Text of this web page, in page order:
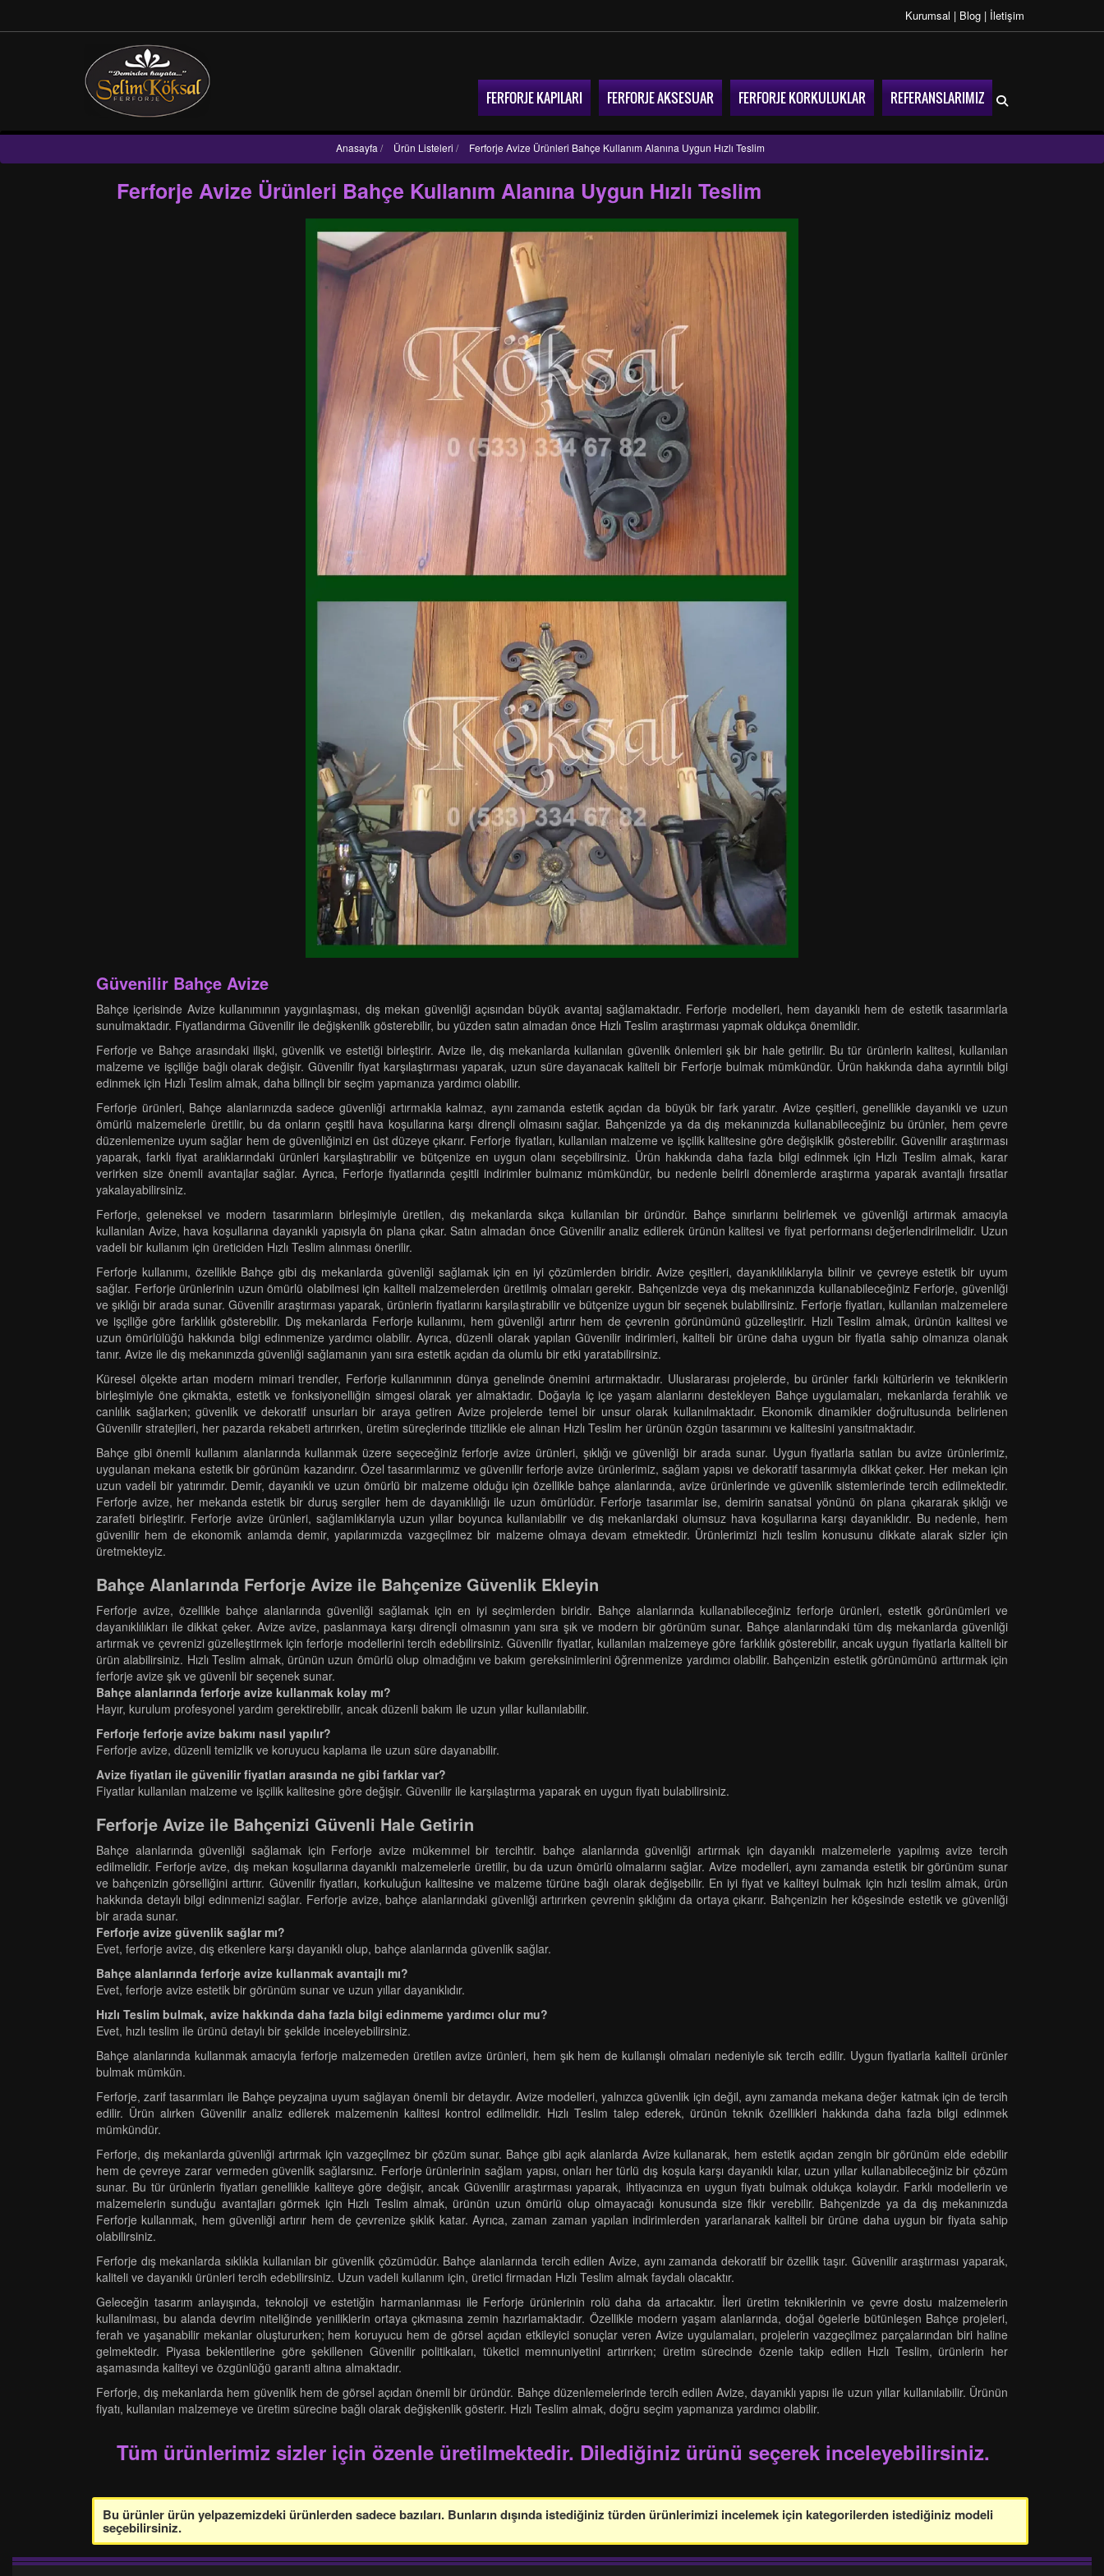
Kurumsal | Blog | İletişim
FERFORJE KAPILARI FERFORJE AKSESUAR FERFORJE KORKULUKLAR REFERANSLARIMIZ
Anasayfa / Ürün Listeleri / Ferforje Avize Ürünleri Bahçe Kullanım Alanına Uygun Hızlı Teslim
Ferforje Avize Ürünleri Bahçe Kullanım Alanına Uygun Hızlı Teslim
Güvenilir Bahçe Avize
Bahçe içerisinde Avize kullanımının yaygınlaşması, dış mekan güvenliği açısından büyük avantaj sağlamaktadır. Ferforje modelleri, hem dayanıklı hem de estetik tasarımlarla
sunulmaktadır. Fiyatlandırma Güvenilir ile değişkenlik gösterebilir, bu yüzden satın almadan önce Hızlı Teslim araştırması yapmak oldukça önemlidir.
Ferforje ve Bahçe arasındaki ilişki, güvenlik ve estetiği birleştirir. Avize ile, dış mekanlarda kullanılan güvenlik önlemleri şık bir hale getirilir. Bu tür ürünlerin kalitesi, kullanılan
malzeme ve işçiliğe bağlı olarak değişir. Güvenilir fiyat karşılaştırması yaparak, uzun süre dayanacak kaliteli bir Ferforje bulmak mümkündür. Ürün hakkında daha ayrıntılı bilgi
edinmek için Hızlı Teslim almak, daha bilinçli bir seçim yapmanıza yardımcı olabilir.
Ferforje ürünleri, Bahçe alanlarınızda sadece güvenliği artırmakla kalmaz, aynı zamanda estetik açıdan da büyük bir fark yaratır. Avize çeşitleri, genellikle dayanıklı ve uzun
ömürlü malzemelerle üretilir, bu da onların çeşitli hava koşullarına karşı dirençli olmasını sağlar. Bahçenizde ya da dış mekanınızda kullanabileceğiniz bu ürünler, hem çevre
düzenlemenize uyum sağlar hem de güvenliğinizi en üst düzeye çıkarır. Ferforje fiyatları, kullanılan malzeme ve işçilik kalitesine göre değişiklik gösterebilir. Güvenilir araştırması
yaparak, farklı fiyat aralıklarındaki ürünleri karşılaştırabilir ve bütçenize en uygun olanı seçebilirsiniz. Ürün hakkında daha fazla bilgi edinmek için Hızlı Teslim almak, karar
verirken size önemli avantajlar sağlar. Ayrıca, Ferforje fiyatlarında çeşitli indirimler bulmanız mümkündür, bu nedenle belirli dönemlerde araştırma yaparak avantajlı fırsatlar
yakalayabilirsiniz.
Ferforje, geleneksel ve modern tasarımların birleşimiyle üretilen, dış mekanlarda sıkça kullanılan bir üründür. Bahçe sınırlarını belirlemek ve güvenliği artırmak amacıyla
kullanılan Avize, hava koşullarına dayanıklı yapısıyla ön plana çıkar. Satın almadan önce Güvenilir analiz edilerek ürünün kalitesi ve fiyat performansı değerlendirilmelidir. Uzun
vadeli bir kullanım için üreticiden Hızlı Teslim alınması önerilir.
Ferforje kullanımı, özellikle Bahçe gibi dış mekanlarda güvenliği sağlamak için en iyi çözümlerden biridir. Avize çeşitleri, dayanıklılıklarıyla bilinir ve çevreye estetik bir uyum
sağlar. Ferforje ürünlerinin uzun ömürlü olabilmesi için kaliteli malzemelerden üretilmiş olmaları gerekir. Bahçenizde veya dış mekanınızda kullanabileceğiniz Ferforje, güvenliği
ve şıklığı bir arada sunar. Güvenilir araştırması yaparak, ürünlerin fiyatlarını karşılaştırabilir ve bütçenize uygun bir seçenek bulabilirsiniz. Ferforje fiyatları, kullanılan malzemelere
ve işçiliğe göre farklılık gösterebilir. Dış mekanlarda Ferforje kullanımı, hem güvenliği artırır hem de çevrenin görünümünü güzelleştirir. Hızlı Teslim almak, ürünün kalitesi ve
uzun ömürlülüğü hakkında bilgi edinmenize yardımcı olabilir. Ayrıca, düzenli olarak yapılan Güvenilir indirimleri, kaliteli bir ürüne daha uygun bir fiyatla sahip olmanıza olanak
tanır. Avize ile dış mekanınızda güvenliği sağlamanın yanı sıra estetik açıdan da olumlu bir etki yaratabilirsiniz.
Küresel ölçekte artan modern mimari trendler, Ferforje kullanımının dünya genelinde önemini artırmaktadır. Uluslararası projelerde, bu ürünler farklı kültürlerin ve tekniklerin
birleşimiyle öne çıkmakta, estetik ve fonksiyonelliğin simgesi olarak yer almaktadır. Doğayla iç içe yaşam alanlarını destekleyen Bahçe uygulamaları, mekanlarda ferahlık ve
canlılık sağlarken; güvenlik ve dekoratif unsurları bir araya getiren Avize projelerde temel bir unsur olarak kullanılmaktadır. Ekonomik dinamikler doğrultusunda belirlenen
Güvenilir stratejileri, her pazarda rekabeti artırırken, üretim süreçlerinde titizlikle ele alınan Hızlı Teslim her ürünün özgün tasarımını ve kalitesini yansıtmaktadır.
Bahçe gibi önemli kullanım alanlarında kullanmak üzere seçeceğiniz ferforje avize ürünleri, şıklığı ve güvenliği bir arada sunar. Uygun fiyatlarla satılan bu avize ürünlerimiz,
uygulanan mekana estetik bir görünüm kazandırır. Özel tasarımlarımız ve güvenilir ferforje avize ürünlerimiz, sağlam yapısı ve dekoratif tasarımıyla dikkat çeker. Her mekan için
uzun vadeli bir yatırımdır. Demir, dayanıklı ve uzun ömürlü bir malzeme olduğu için özellikle bahçe alanlarında, avize ürünlerinde ve güvenlik sistemlerinde tercih edilmektedir.
Ferforje avize, her mekanda estetik bir duruş sergiler hem de dayanıklılığı ile uzun ömürlüdür. Ferforje tasarımlar ise, demirin sanatsal yönünü ön plana çıkararak şıklığı ve
zarafeti birleştirir. Ferforje avize ürünleri, sağlamlıklarıyla uzun yıllar boyunca kullanılabilir ve dış mekanlardaki olumsuz hava koşullarına karşı dayanıklıdır. Bu nedenle, hem
güvenilir hem de ekonomik anlamda demir, yapılarımızda vazgeçilmez bir malzeme olmaya devam etmektedir. Ürünlerimizi hızlı teslim konusunu dikkate alarak sizler için
üretmekteyiz.
Bahçe Alanlarında Ferforje Avize ile Bahçenize Güvenlik Ekleyin
Ferforje avize, özellikle bahçe alanlarında güvenliği sağlamak için en iyi seçimlerden biridir. Bahçe alanlarında kullanabileceğiniz ferforje ürünleri, estetik görünümleri ve
dayanıklılıkları ile dikkat çeker. Avize avize, paslanmaya karşı dirençli olmasının yanı sıra şık ve modern bir görünüm sunar. Bahçe alanlarındaki tüm dış mekanlarda güvenliği
artırmak ve çevrenizi güzelleştirmek için ferforje modellerini tercih edebilirsiniz. Güvenilir fiyatlar, kullanılan malzemeye göre farklılık gösterebilir, ancak uygun fiyatlarla kaliteli bir
ürün alabilirsiniz. Hızlı Teslim almak, ürünün uzun ömürlü olup olmadığını ve bakım gereksinimlerini öğrenmenize yardımcı olabilir. Bahçenizin estetik görünümünü arttırmak için
ferforje avize şık ve güvenli bir seçenek sunar.
Bahçe alanlarında ferforje avize kullanmak kolay mı?
Hayır, kurulum profesyonel yardım gerektirebilir, ancak düzenli bakım ile uzun yıllar kullanılabilir.
Ferforje ferforje avize bakımı nasıl yapılır?
Ferforje avize, düzenli temizlik ve koruyucu kaplama ile uzun süre dayanabilir.
Avize fiyatları ile güvenilir fiyatları arasında ne gibi farklar var?
Fiyatlar kullanılan malzeme ve işçilik kalitesine göre değişir. Güvenilir ile karşılaştırma yaparak en uygun fiyatı bulabilirsiniz.
Ferforje Avize ile Bahçenizi Güvenli Hale Getirin
Bahçe alanlarında güvenliği sağlamak için Ferforje avize mükemmel bir tercihtir. bahçe alanlarında güvenliği artırmak için dayanıklı malzemelerle yapılmış avize tercih
edilmelidir. Ferforje avize, dış mekan koşullarına dayanıklı malzemelerle üretilir, bu da uzun ömürlü olmalarını sağlar. Avize modelleri, aynı zamanda estetik bir görünüm sunar
ve bahçenizin görselliğini arttırır. Güvenilir fiyatları, korkuluğun kalitesine ve malzeme türüne bağlı olarak değişebilir. En iyi fiyat ve kaliteyi bulmak için hızlı teslim almak, ürün
hakkında detaylı bilgi edinmenizi sağlar. Ferforje avize, bahçe alanlarındaki güvenliği artırırken çevrenin şıklığını da ortaya çıkarır. Bahçenizin her köşesinde estetik ve güvenliği
bir arada sunar.
Ferforje avize güvenlik sağlar mı?
Evet, ferforje avize, dış etkenlere karşı dayanıklı olup, bahçe alanlarında güvenlik sağlar.
Bahçe alanlarında ferforje avize kullanmak avantajlı mı?
Evet, ferforje avize estetik bir görünüm sunar ve uzun yıllar dayanıklıdır.
Hızlı Teslim bulmak, avize hakkında daha fazla bilgi edinmeme yardımcı olur mu?
Evet, hızlı teslim ile ürünü detaylı bir şekilde inceleyebilirsiniz.
Bahçe alanlarında kullanmak amacıyla ferforje malzemeden üretilen avize ürünleri, hem şık hem de kullanışlı olmaları nedeniyle sık tercih edilir. Uygun fiyatlarla kaliteli ürünler
bulmak mümkün.
Ferforje, zarif tasarımları ile Bahçe peyzajına uyum sağlayan önemli bir detaydır. Avize modelleri, yalnızca güvenlik için değil, aynı zamanda mekana değer katmak için de tercih
edilir. Ürün alırken Güvenilir analiz edilerek malzemenin kalitesi kontrol edilmelidir. Hızlı Teslim talep ederek, ürünün teknik özellikleri hakkında daha fazla bilgi edinmek
mümkündür.
Ferforje, dış mekanlarda güvenliği artırmak için vazgeçilmez bir çözüm sunar. Bahçe gibi açık alanlarda Avize kullanarak, hem estetik açıdan zengin bir görünüm elde edebilir
hem de çevreye zarar vermeden güvenlik sağlarsınız. Ferforje ürünlerinin sağlam yapısı, onları her türlü dış koşula karşı dayanıklı kılar, uzun yıllar kullanabileceğiniz bir çözüm
sunar. Bu tür ürünlerin fiyatları genellikle kaliteye göre değişir, ancak Güvenilir araştırması yaparak, ihtiyacınıza en uygun fiyatı bulmak oldukça kolaydır. Farklı modellerin ve
malzemelerin sunduğu avantajları görmek için Hızlı Teslim almak, ürünün uzun ömürlü olup olmayacağı konusunda size fikir verebilir. Bahçenizde ya da dış mekanınızda
Ferforje kullanmak, hem güvenliği artırır hem de çevrenize şıklık katar. Ayrıca, zaman zaman yapılan indirimlerden yararlanarak kaliteli bir ürüne daha uygun bir fiyata sahip
olabilirsiniz.
Ferforje dış mekanlarda sıklıkla kullanılan bir güvenlik çözümüdür. Bahçe alanlarında tercih edilen Avize, aynı zamanda dekoratif bir özellik taşır. Güvenilir araştırması yaparak,
kaliteli ve dayanıklı ürünleri tercih edebilirsiniz. Uzun vadeli kullanım için, üretici firmadan Hızlı Teslim almak faydalı olacaktır.
Geleceğin tasarım anlayışında, teknoloji ve estetiğin harmanlanması ile Ferforje ürünlerinin rolü daha da artacaktır. İleri üretim tekniklerinin ve çevre dostu malzemelerin
kullanılması, bu alanda devrim niteliğinde yeniliklerin ortaya çıkmasına zemin hazırlamaktadır. Özellikle modern yaşam alanlarında, doğal ögelerle bütünleşen Bahçe projeleri,
ferah ve yaşanabilir mekanlar oluştururken; hem koruyucu hem de görsel açıdan etkileyici sonuçlar veren Avize uygulamaları, projelerin vazgeçilmez parçalarından biri haline
gelmektedir. Piyasa beklentilerine göre şekillenen Güvenilir politikaları, tüketici memnuniyetini artırırken; üretim sürecinde özenle takip edilen Hızlı Teslim, ürünlerin her
aşamasında kaliteyi ve özgünlüğü garanti altına almaktadır.
Ferforje, dış mekanlarda hem güvenlik hem de görsel açıdan önemli bir üründür. Bahçe düzenlemelerinde tercih edilen Avize, dayanıklı yapısı ile uzun yıllar kullanılabilir. Ürünün
fiyatı, kullanılan malzemeye ve üretim sürecine bağlı olarak değişkenlik gösterir. Hızlı Teslim almak, doğru seçim yapmanıza yardımcı olabilir.
Tüm ürünlerimiz sizler için özenle üretilmektedir. Dilediğiniz ürünü seçerek inceleyebilirsiniz.
Bu ürünler ürün yelpazemizdeki ürünlerden sadece bazıları. Bunların dışında istediğiniz türden ürünlerimizi incelemek için kategorilerden istediğiniz modeli
seçebilirsiniz.